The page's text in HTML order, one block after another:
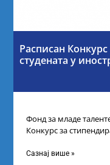
Расписан
студената у
Фонд за младе
Конкурс за
Сазнај више »